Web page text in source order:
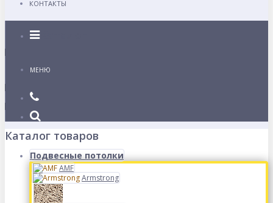
КОНТАКТЫ
Каталог
МЕНЮ
Каталог товаров
Подвесные потолки
AMF
Armstrong